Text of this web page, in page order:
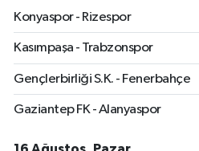
Konyaspor - Rizespor
Kasımpaşa - Trabzonspor
Gençlerbirliği S.K. - Fenerbahçe
Gaziantep FK - Alanyaspor